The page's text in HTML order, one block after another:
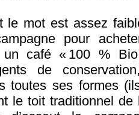
le mot est assez
pour
un café « 100 %
de
toutes ses formes
le toit traditionnel